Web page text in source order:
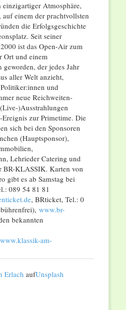
Atmosphäre,
einem der prachtvollsten
die Erfolgsgeschichte
Seit seiner
ist das Open-Air zum
Ort und einem
geworden, der jedes Jahr
aller Welt anzieht,
und
neue Reichweiten-
)Ausstrahlungen
Ereignis zur Primetime. Die
sich bei den Sponsoren
(Hauptsponsor),
Lehrieder Catering und
BR-KLASSIK. Karten von
gibt es ab Samstag bei
089 54 81 81
, BRticket, Tel.: 0
www.br-
bekannten
www.klassik-am-
Erlach aufUnsplash